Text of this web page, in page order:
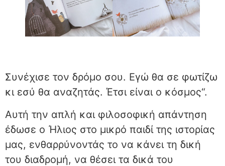
Συνέχισε τον δρόμο σου. Εγώ θα σε φωτίζω
κι εσύ θα αναζητάς. Έτσι είναι ο κόσμος“.
Αυτή την απλή και φιλοσοφική απάντηση
έδωσε ο Ήλιος στο μικρό παιδί της ιστορίας
μας, ενθαρρύνοντάς το να κάνει τη δική
του διαδρομή, να θέσει τα δικά του